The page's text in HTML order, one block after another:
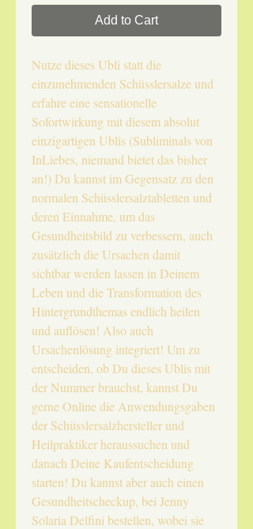
Add to Cart
Nutze dieses Ubli statt die
einzunehmenden Schüsslersalze und
erfahre eine sensationelle
Sofortwirkung mit diesem absolut
einzigartigen Ublis (Subliminals von
InLiebes, niemand bietet das bisher
an!) Du kannst im Gegensatz zu den
normalen Schüsslersalztabletten und
deren Einnahme, um das
Gesundheitsbild zu verbessern, auch
zusätzlich die Ursachen damit
sichtbar werden lassen in Deinem
Leben und die Transformation des
Hintergrundthemas endlich heilen
und auflösen! Also auch
Ursachenlösung integriert! Um zu
entscheiden, ob Du dieses Ublis mit
der Nummer brauchst, kannst Du
gerne Online die Anwendungsgaben
der Schüsslersalzhersteller und
Heilpraktiker heraussuchen und
danach Deine Kaufentscheidung
starten! Du kannst aber auch einen
Gesundheitscheckup, bei Jenny
Solaria Delfini bestellen, wobei sie